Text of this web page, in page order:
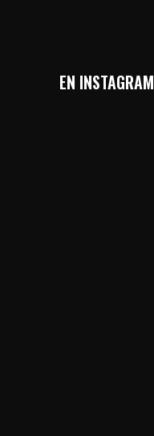
EN INSTAGRAM